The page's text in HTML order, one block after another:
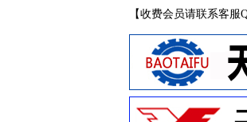
【收费会员请联系客服